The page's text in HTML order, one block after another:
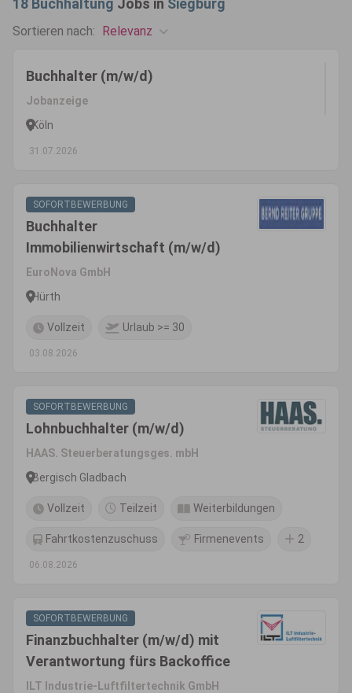
18 Buchhaltung Jobs in Siegburg
Sortieren nach: Relevanz
Buchhalter (m/w/d)
Jobanzeige
Köln
31.07.2026
SOFORTBEWERBUNG
Buchhalter
Immobilienwirtschaft (m/w/d)
EuroNova GmbH
Hürth
Vollzeit Urlaub >= 30
03.08.2026
SOFORTBEWERBUNG
Lohnbuchhalter (m/w/d)
HAAS. Steuerberatungsges. mbH
Bergisch Gladbach
Vollzeit Teilzeit Weiterbildungen
Fahrtkostenzuschuss Firmenevents 2
06.08.2026
SOFORTBEWERBUNG
Finanzbuchhalter (m/w/d) mit
Verantwortung fürs Backoffice
ILT Industrie-Luftfiltertechnik GmbH